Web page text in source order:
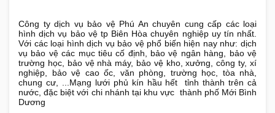
Công ty dịch vụ bảo vệ Phú An chuyên cung cấp các loại
hìnhdịch vụ bảo vệ tp Biên Hòa chuyên nghiệp uy tín nhất.
Với các loại hình dịch vụ bảo vệ phổ biến hiện nay như: dịch
vụ bảo vệ các mục tiêu cố định, bảo vệ ngân hàng, bảo vệ
trường học, bảo vệ nhà máy, bảo vệ kho, xưởng, công ty, xí
nghiệp, bảo vệ cao ốc, văn phòng, trường học, tòa nhà,
chung cư, ...Mạng lưới phủ kín hầu hết tỉnh thành trên cả
nước, đặc biệt với chi nhánh tại khu vực thành phố Mới Bình
Dương